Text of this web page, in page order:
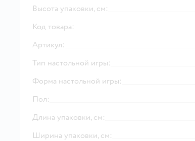
Высота упаковки, см:
Код товара:
Артикул:
Тип настольной игры:
Форма настольной игры:
Пол:
Длина упаковки, см:
Ширина упаковки, см: